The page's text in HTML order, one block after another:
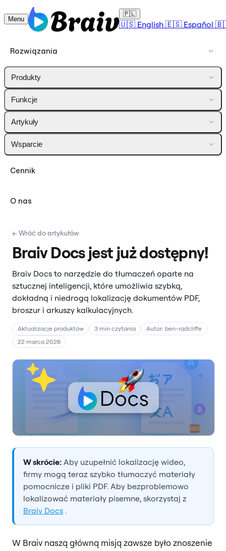
Menu
🇵🇱
🇺🇸 English 🇪🇸 Español
Rozwiązania
Produkty
Funkcje
Artykuły
Wsparcie
Cennik
O nas
← Wróć do artykułów
Braiv Docs jest już dostępny!
Braiv Docs to narzędzie do tłumaczeń oparte na
sztucznej inteligencji, które umożliwia szybką,
dokładną i niedrogą lokalizację dokumentów PDF,
broszur i arkuszy kalkulacyjnych.
Aktualizacje produktów 3 min czytania
Autor: ben-radcliffe
22 marca 2026
W skrócie:Aby uzupełnić lokalizację wideo,
firmy mogą teraz szybko tłumaczyć materiały
pomocnicze i pliki PDF. Aby bezproblemowo
lokalizować materiały pisemne, skorzystaj z
Braiv Docs.
W Braiv naszą główną misją zawsze było znoszenie